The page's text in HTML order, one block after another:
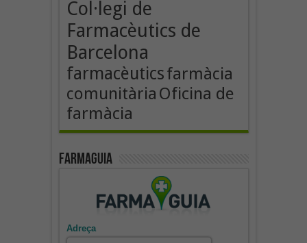
Col·legi de
Farmacèutics de
Barcelona
farmacèuticsfarmàcia
comunitària Oficina de
farmàcia
Farmaguia
Adreça